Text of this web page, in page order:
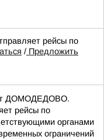
рейсы по
/ Предложить
ДОМОДЕДОВО.
рейсы по
органами
ограничений